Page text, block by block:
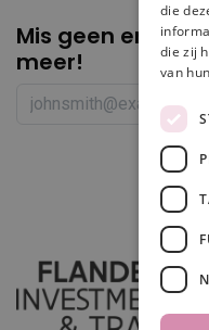
Mis geen enkele
meer!
die
die zij
van